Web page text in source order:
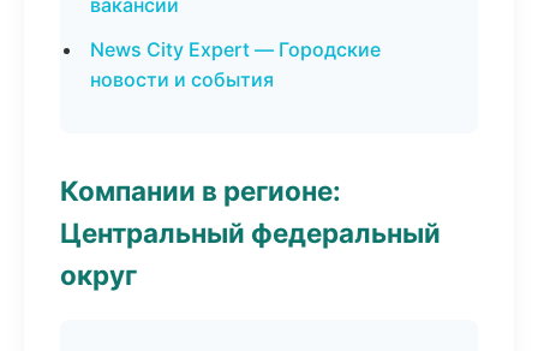
вакансии
News City Expert — Городские
новости и события
Компании в регионе:
Центральный федеральный
округ